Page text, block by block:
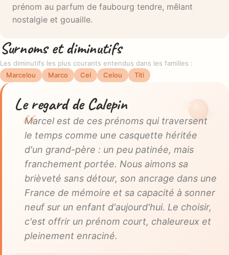
prénom au parfum de faubourg tendre, mêlant
nostalgie et gouaille.
Surnoms et diminutifs
Les diminutifs les plus courants entendus dans les familles :
Marcelou
Marco Cel Celou Titi
Le regard de Calepin
Marcel est de ces prénoms qui traversent
le temps comme une casquette héritée
d'un grand-père : un peu patinée, mais
franchement portée. Nous aimons sa
brièveté sans détour, son ancrage dans une
France de mémoire et sa capacité à sonner
neuf sur un enfant d'aujourd'hui. Le choisir,
c'est offrir un prénom court, chaleureux et
pleinement enraciné.